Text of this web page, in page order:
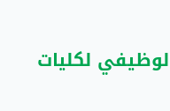
لكليات